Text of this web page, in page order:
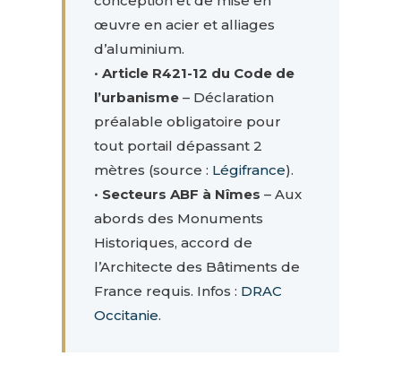
œuvre en acier et alliages
d’aluminium.
• Article R421-12 du Code de
l’urbanisme– Déclaration
préalable obligatoire pour
tout portail dépassant 2
mètres (source : Légifrance).
• Secteurs ABF à Nîmes – Aux
abords des Monuments
Historiques, accord de
l’Architecte des Bâtiments de
France requis. Infos : DRAC
Occitanie.